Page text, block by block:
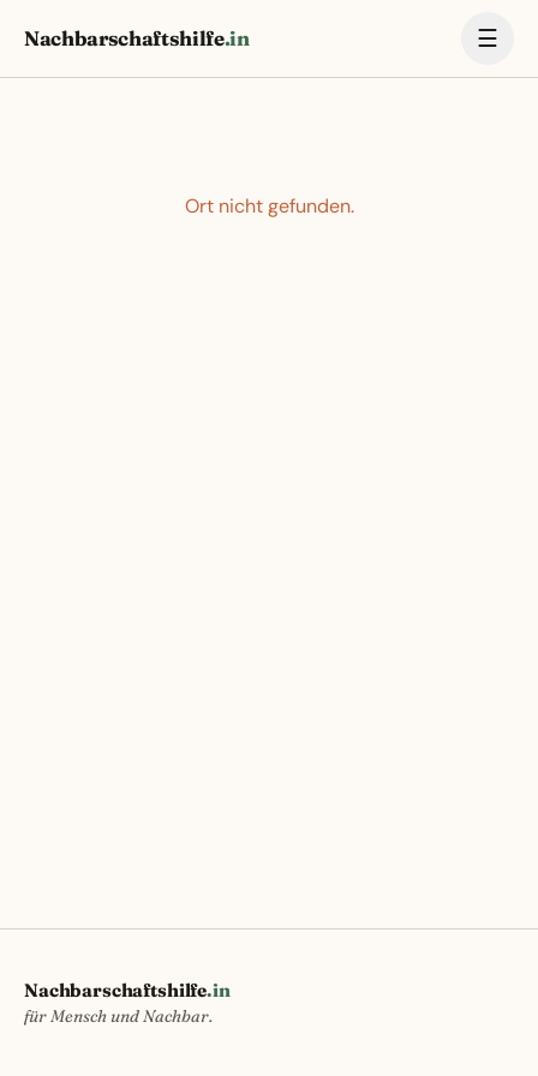
Nachbarschaftshilfe.in ☰
Ort nicht gefunden.
Nachbarschaftshilfe.in
für Mensch und Nachbar.